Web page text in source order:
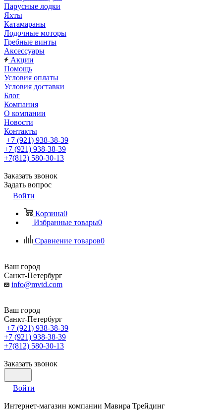
Парусные лодки
Яхты
Катамараны
Лодочные моторы
Гребные винты
Аксессуары
Акции
Помощь
Условия оплаты
Условия доставки
Блог
Компания
О компании
Новости
Контакты
+7 (921) 938-38-39
+7 (921) 938-38-39
+7(812) 580-30-13
Заказать звонок
Задать вопрос
Войти
Корзина0
Избранные товары0
Сравнение товаров0
Ваш город
Санкт-Петербург
info@mvtd.com
Ваш город
Санкт-Петербург
+7 (921) 938-38-39
+7 (921) 938-38-39
+7(812) 580-30-13
Заказать звонок
Войти
Интернет-магазин компании Мавира Трейдинг